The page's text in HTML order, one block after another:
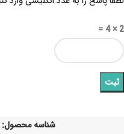
2 × 4 =
شناسه محصول: